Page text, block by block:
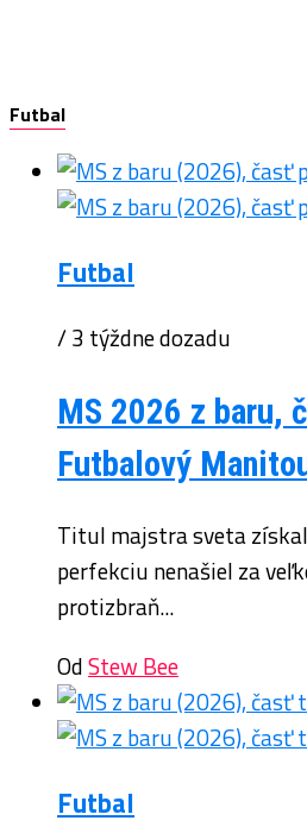
Futbal
Futbal
/ 3 týždne dozadu
MS 2026 z baru,
Futbalový
Titul majstra sveta
perfekciu nenašiel za
protizbraň...
OdStew Bee
Futbal